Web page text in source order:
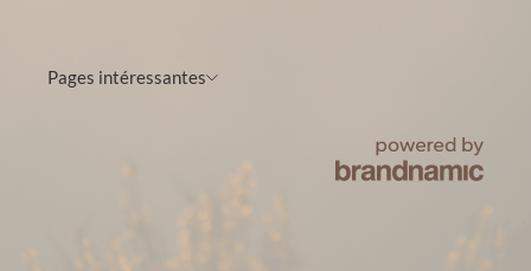
Pages intéressantes